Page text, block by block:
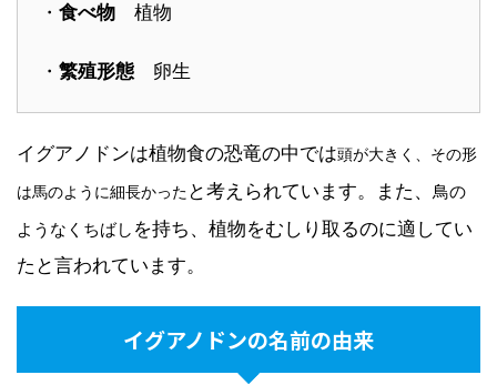
・ 食べ物 植物
・ 繁殖形態 卵生
イグアノドンは植物食の恐竜の中では頭が大きく、その形
は馬のように細長かった と考えられています。また、 鳥の
ようなくちばし を持ち、植物をむしり取るのに適してい
たと言われています。
イグアノドンの名前の由来